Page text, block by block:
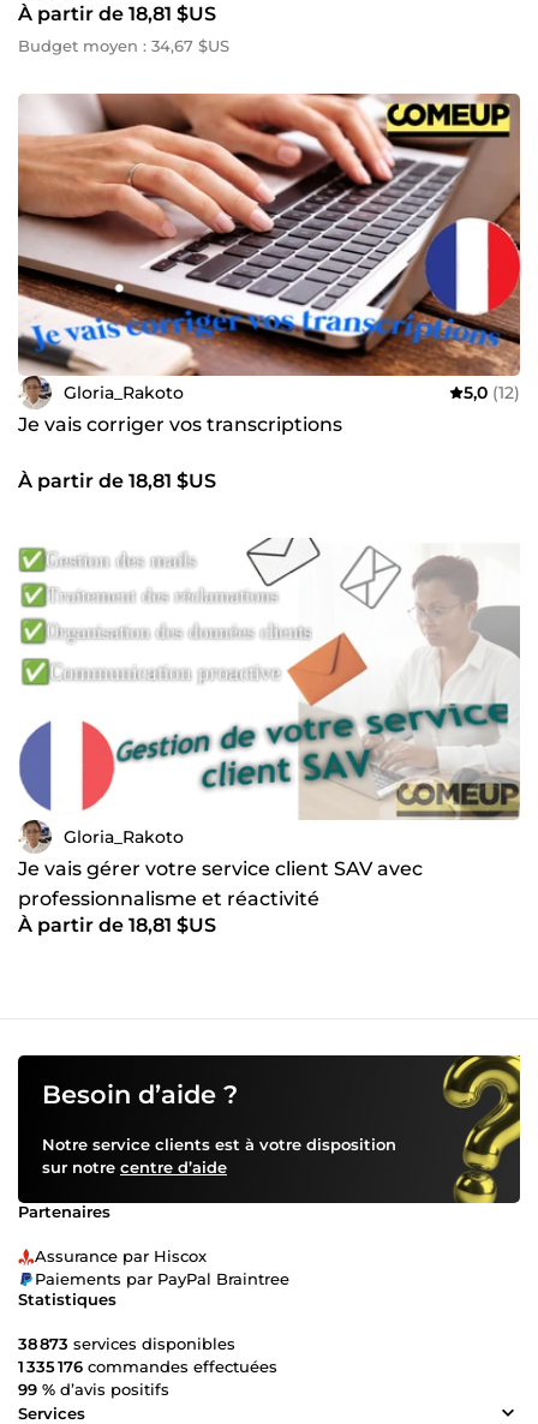
À partir de 18,81 $US
Budget moyen : 34,67 $US
Gloria_Rakoto 5,0 (12)
Je vais corriger vos transcriptions
À partir de 18,81 $US
Gloria_Rakoto
Je vais gérer votre service client SAV avec
professionnalisme et réactivité
À partir de 18,81 $US
Besoin d’aide ?
Notre service clients est à votre disposition
sur notre centre d’aide
Partenaires
Assurance par Hiscox
Paiements par PayPal Braintree
Statistiques
38 873 services disponibles
1 335 176 commandes effectuées
99 % d’avis positifs
Services